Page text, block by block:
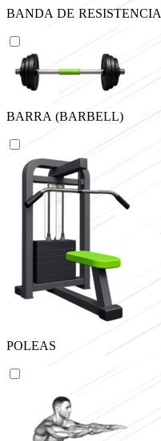
BANDA DE RESISTENCIA
BARRA (BARBELL)
POLEAS